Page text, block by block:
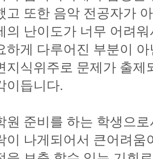
고 또한 음악 전공자가
의 난이도가 너무 어려
하게 다루어진 부분이
지식위주로 문제가 출
이듭니다.
원 준비를 하는 학생으
이 나게되어서 큰어려움